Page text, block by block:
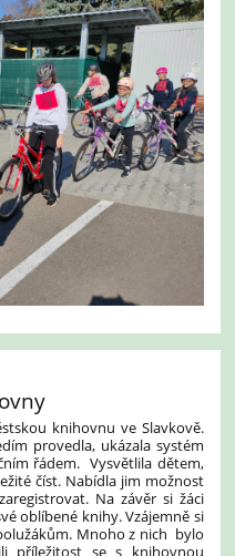
knihovnu ve Slavkově.
provedla, ukázala systém
řádem. Vysvětlila dětem,
číst. Nabídla jim možnost
Na závěr si žáci
oblíbené knihy. Vzájemně si
Mnoho z nich bylo
příležitost se s knihovnou